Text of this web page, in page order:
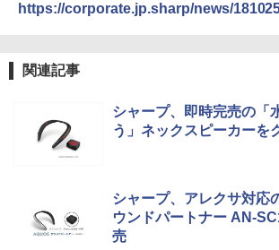
https://corporate.jp.sharp/news/
関連記事
シャープ、即時完売の「
う」ネックスピーカーを
シャープ、アレクサ対応
ウンドパートナー AN-
売